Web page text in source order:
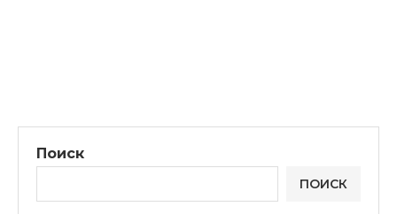
Поиск
ПОИСК